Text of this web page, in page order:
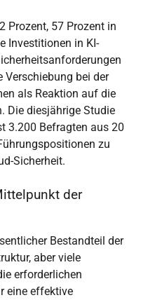
Prozent, 57 Prozent in
Investitionen in KI-
Verschiebung bei der
als Reaktion auf die
Die diesjährige Studie
3.200 Befragten aus 20
zu
Sicherheit.
der
Bestandteil der
aber viele
erforderlichen
eine effektive